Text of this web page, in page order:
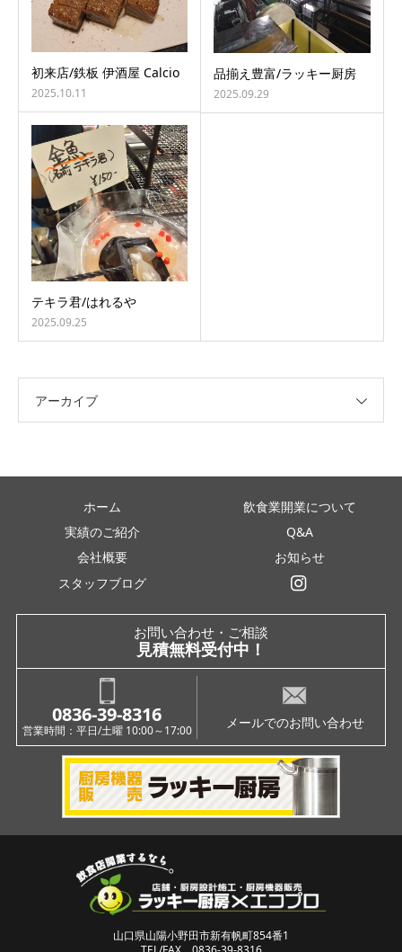
初来店/鉄板 伊酒屋 Calcio
2025.10.11
品揃え豊富/ラッキー厨房
2025.09.29
テキラ君/はれるや
2025.09.25
アーカイブ
ホーム
飲食業開業について
実績のご紹介
Q&A
会社概要
お知らせ
スタッフブログ
お問い合わせ・ご相談
見積無料受付中！
0836-39-8316
営業時間：平日/土曜 10:00～17:00 メールでのお問い合わせ
山口県山陽小野田市新有帆町854番1